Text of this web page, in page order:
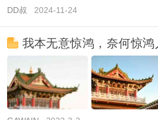
DD叔 2024-11-24
我本无意惊鸿，奈何惊鸿